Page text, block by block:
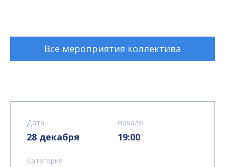
Все мероприятия коллектива
Дата
28 декабря
Начало
19:00
Категория